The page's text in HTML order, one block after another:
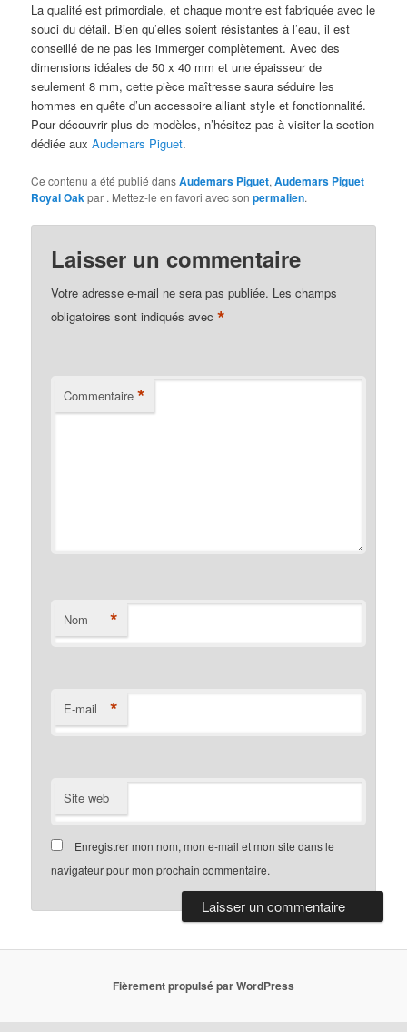
La qualité est primordiale, et chaque montre est fabriquée avec le
souci du détail. Bien qu’elles soient résistantes à l’eau, il est
conseillé de ne pas les immerger complètement. Avec des
dimensions idéales de 50 x 40 mm et une épaisseur de
seulement 8 mm, cette pièce maîtresse saura séduire les
hommes en quête d’un accessoire alliant style et fonctionnalité.
Pour découvrir plus de modèles, n’hésitez pas à visiter la section
dédiée auxAudemars Piguet.
Ce contenu a été publié dansAudemars Piguet,Audemars Piguet
Royal Oak par . Mettez-le en favori avec sonpermalien.
Laisser un commentaire
Votre adresse e-mail ne sera pas publiée. Les champs
obligatoires sont indiqués avec*
Commentaire *
Nom *
E-mail *
Site web
Enregistrer mon nom, mon e-mail et mon site dans le
navigateur pour mon prochain commentaire.
Fièrement propulsé par WordPress